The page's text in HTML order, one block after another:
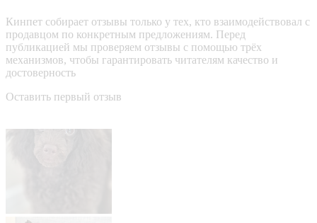
Кинпет собирает отзывы только у тех, кто взаимодействовал с
продавцом по конкретным предложениям. Перед
публикацией мы проверяем отзывы с помощью трёх
механизмов, чтобы гарантировать читателям качество и
достоверность
Оставить первый отзыв